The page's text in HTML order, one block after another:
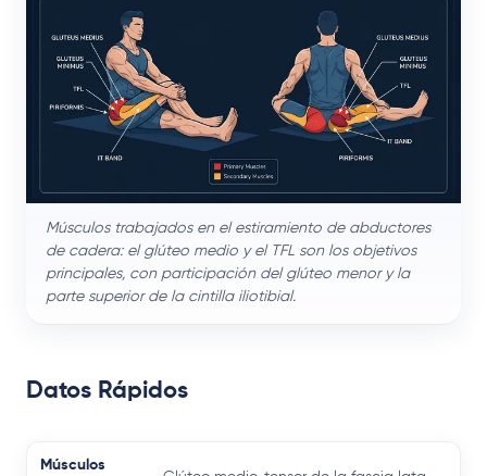
Músculos trabajados en el estiramiento de abductores
de cadera: el glúteo medio y el TFL son los objetivos
principales, con participación del glúteo menor y la
parte superior de la cintilla iliotibial.
Datos Rápidos
Músculos